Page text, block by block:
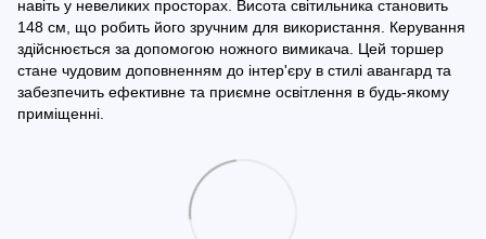
навіть у невеликих просторах. Висота світильника становить
148 см, що робить його зручним для використання. Керування
здійснюється за допомогою ножного вимикача. Цей торшер
стане чудовим доповненням до інтер'єру в стилі авангард та
забезпечить ефективне та приємне освітлення в будь-якому
приміщенні.